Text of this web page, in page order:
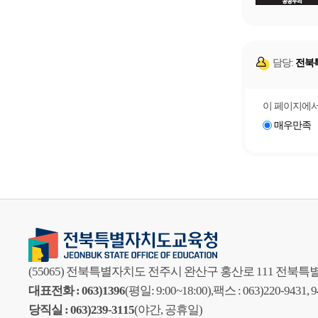
담당: 전북
이 페이지에
매우만족
(55065) 전북특별자치도 전주시 완산구 홍산로 111 전북특
대표전화 : 063)1396(평일: 9:00~18:00),팩스 : 063)220-9431,
당직실 : 063)239-3115(야간, 공휴일)